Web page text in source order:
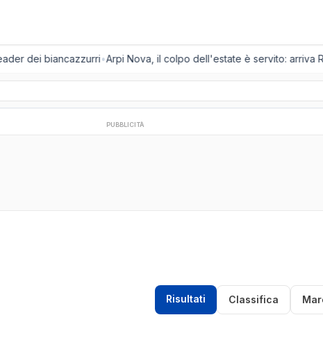
dei biancazzurri•Arpi Nova, il colpo dell'estate è servito: arriva
PUBBLICITÀ
Risultati Classifica